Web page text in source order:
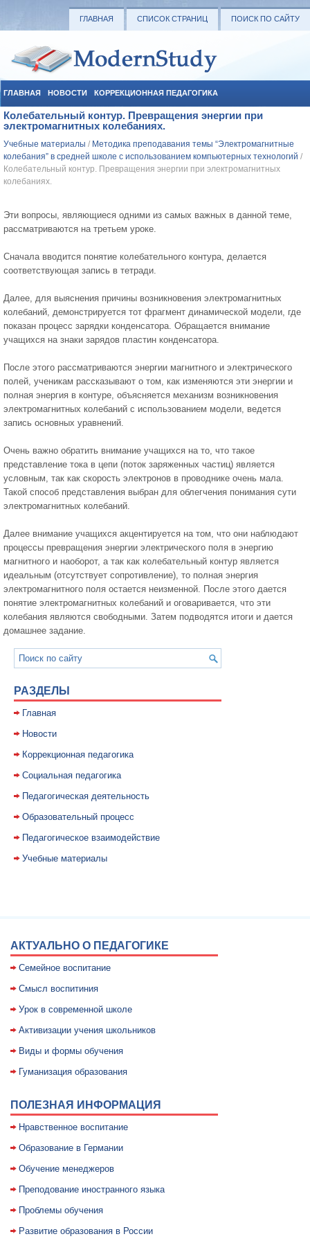
ГЛАВНАЯ СПИСОК СТРАНИЦ ПОИСК ПО САЙТУ
ГЛАВНАЯ НОВОСТИ КОРРЕКЦИОННАЯ ПЕДАГОГИКА
СОЦИАЛЬНАЯ ПЕДАГОГИКА УЧЕБНЫЕ МАТЕРИАЛЫ
Колебательный контур. Превращения энергии при
электромагнитных колебаниях.
Учебные материалы / Методика преподавания темы “Электромагнитные
колебания” в средней школе с использованием компьютерных технологий /
Колебательный контур. Превращения энергии при электромагнитных
колебаниях.
Эти вопросы, являющиеся одними из самых важных в данной теме,
рассматриваются на третьем уроке.
Сначала вводится понятие колебательного контура, делается
соответствующая запись в тетради.
Далее, для выяснения причины возникновения электромагнитных
колебаний, демонстрируется тот фрагмент динамической модели, где
показан процесс зарядки конденсатора. Обращается внимание
учащихся на знаки зарядов пластин конденсатора.
После этого рассматриваются энергии магнитного и электрического
полей, ученикам рассказывают о том, как изменяются эти энергии и
полная энергия в контуре, объясняется механизм возникновения
электромагнитных колебаний с использованием модели, ведется
запись основных уравнений.
Очень важно обратить внимание учащихся на то, что такое
представление тока в цепи (поток заряженных частиц) является
условным, так как скорость электронов в проводнике очень мала.
Такой способ представления выбран для облегчения понимания сути
электромагнитных колебаний.
Далее внимание учащихся акцентируется на том, что они наблюдают
процессы превращения энергии электрического поля в энергию
магнитного и наоборот, а так как колебательный контур является
идеальным (отсутствует сопротивление), то полная энергия
электромагнитного поля остается неизменной. После этого дается
понятие электромагнитных колебаний и оговаривается, что эти
колебания являются свободными. Затем подводятся итоги и дается
домашнее задание.
РАЗДЕЛЫ
Главная
Новости
Коррекционная педагогика
Социальная педагогика
Педагогическая деятельность
Образовательный процесс
Педагогическое взаимодействие
Учебные материалы
АКТУАЛЬНО О ПЕДАГОГИКЕ
Семейное воспитание
Смысл воспитиния
Уpок в совpеменной школе
Активизации учения школьников
Виды и формы обучения
Гуманизация образования
ПОЛЕЗНАЯ ИНФОРМАЦИЯ
Нравственное воспитание
Образование в Германии
Обучение менеджеров
Преподование иностранного языка
Проблемы обучения
Развитие образования в России